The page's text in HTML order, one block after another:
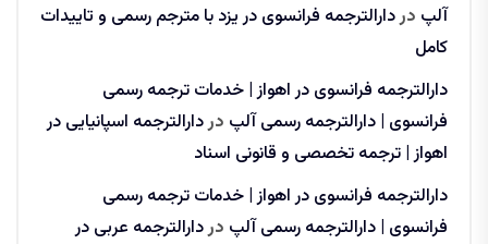
آلپ دردارالترجمه فرانسوی در یزد با مترجم رسمی و تاییدات
کامل
دارالترجمه فرانسوی در اهواز | خدمات ترجمه رسمی
فرانسوی | دارالترجمه رسمی آلپ دردارالترجمه اسپانیایی در
اهواز | ترجمه تخصصی و قانونی اسناد
دارالترجمه فرانسوی در اهواز | خدمات ترجمه رسمی
فرانسوی | دارالترجمه رسمی آلپ دردارالترجمه عربی در